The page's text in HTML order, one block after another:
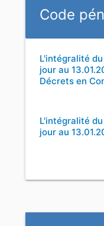
Code
L'intégralité
jour au
Décrets en
L'intégralité
jour au